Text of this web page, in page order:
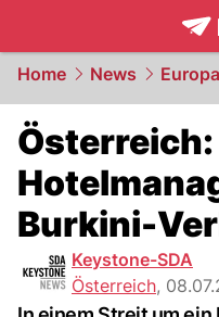
Home News Europa
Burkini-
Keystone-SDA
Österreich,